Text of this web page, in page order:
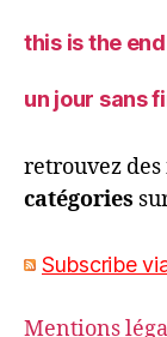
this is the
un jour sans
retrouvez
catégories
Subscribe
Mentions